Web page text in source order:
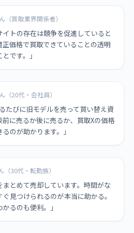
（買取業界関係者）
イトの存在は競争を促進していると
価格で買取できていることの透明
です。」
（20代・会社員）
たびに旧モデルを売って買い替え資
に売るか後に売るか、買取Xの価格
のが助かります。」
（30代・転勤族）
まとめて売却しています。時間がな
見つけられるのが本当に助かる。
るのも便利。」